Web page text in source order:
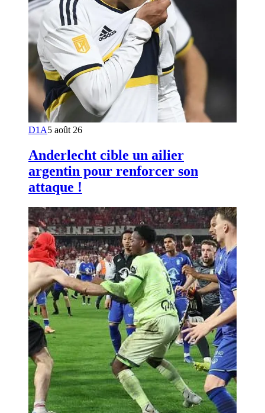
D1A5 août 26
Anderlecht cible un ailier
argentin pour renforcer son
attaque !